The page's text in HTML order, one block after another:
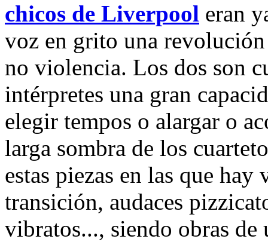
chicos de Liverpool eran
voz en grito una
no violencia. Los dos son
intérpretes una gran
elegir tempos o alargar o
larga sombra de los
estas piezas en las que
transición, audaces
vibratos..., siendo obras